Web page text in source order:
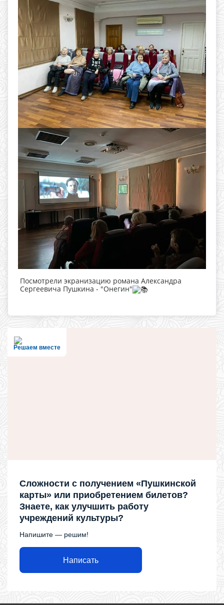
Посмотрели экранизацию романа Александра
Сергеевича Пушкина - "Онегин"
Решаем вместе
Сложности с получением «Пушкинской
карты» или приобретением билетов?
Знаете, как улучшить работу
учреждений культуры?
Напишите — решим!
Написать